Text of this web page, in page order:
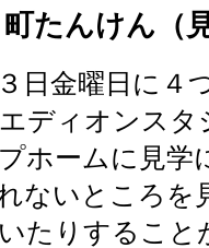
町たんけん（
日金曜日に４
ディオンスタ
ホームに見学
ないところを
たりすること